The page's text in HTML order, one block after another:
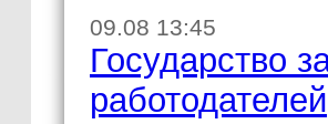
09.08 13:45
Государство
работодателей